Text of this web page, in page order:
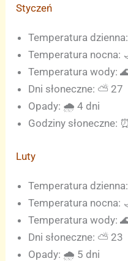
Styczeń
Temperatura
Temperatura nocna:
Temperatura wody:
Dni słoneczne: ⛅ 27
Opady: 🌧️ 4 dni
Godziny słoneczne:
Luty
Temperatura
Temperatura nocna:
Temperatura wody:
Dni słoneczne: ⛅ 23
Opady: 🌧️ 5 dni